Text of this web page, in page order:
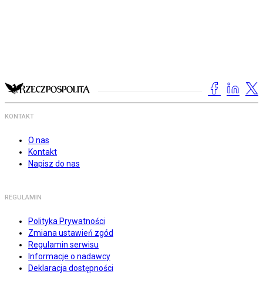
KONTAKT
O nas
Kontakt
Napisz do nas
REGULAMIN
Polityka Prywatności
Zmiana ustawień zgód
Regulamin serwisu
Informacje o nadawcy
Deklaracja dostępności